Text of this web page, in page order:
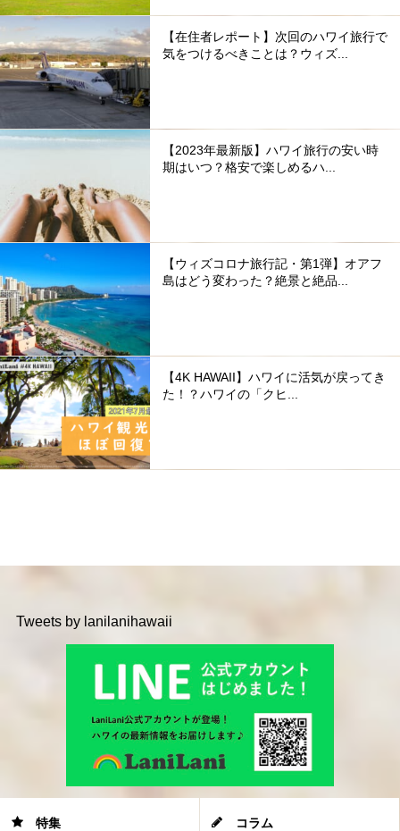
【在住者レポート】次回のハワイ旅行で
気をつけるべきことは？ウィズ...
【2023年最新版】ハワイ旅行の安い時
期はいつ？格安で楽しめるハ...
【ウィズコロナ旅行記・第1弾】オアフ
島はどう変わった？絶景と絶品...
【4K HAWAII】ハワイに活気が戻ってき
た！？ハワイの「クヒ...
Tweets by lanilanihawaii
特集 コラム